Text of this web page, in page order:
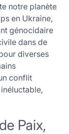
notre planète
en Ukraine,
génocidaire
dans de
diverses
conflit
Paix,